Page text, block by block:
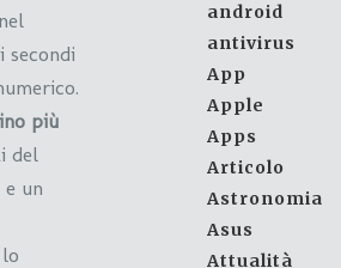
secondi
più
del
un
android
antivirus
App
Apple
Apps
Articolo
Astronomia
Asus
Attualità